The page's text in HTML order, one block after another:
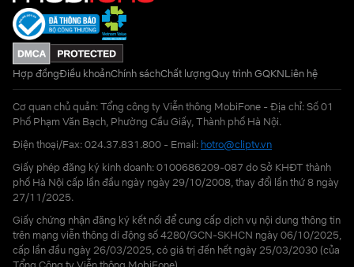
Hợp đồngĐiều khoảnChính sáchChất lượngQuy trình GQKNLiên hệ
Cơ quan chủ quản: Tổng công ty Viễn thông MobiFone - Địa chỉ: Số 01
Phố Phạm Văn Bạch, Phường Cầu Giấy, Thành phố Hà Nội.
Điện thoại/Fax: 024.37.831.800 - Email: hotro@cliptv.vn
Giấy phép đăng ký kinh doanh: 0100686209-087 do Sở KHĐT thành
phố Hà Nội cấp lần đầu ngày ngày 29/10/2008, thay đổi lần thứ 8 ngày
27/11/2025.
Giấy chứng nhận đăng ký kết nối để cung cấp dịch vụ nội dung thông tin
trên mạng viễn thông di động số 4280/GCN-SKHCN ngày 06/10/2025,
cấp lần đầu ngày 26/03/2025, có giá trị đến hết ngày 25/03/2030 (của